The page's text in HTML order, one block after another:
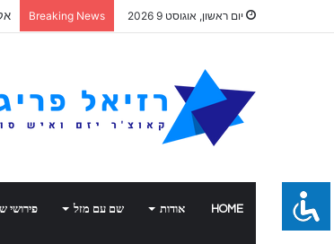
יום ראשון, אוגוסט 9 2026 Breaking News
HOME אודות שם עם מזל פירושי